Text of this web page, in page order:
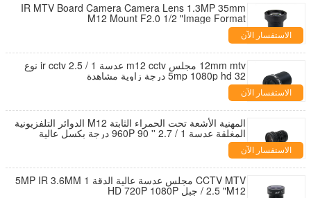
IR MTV Board Camera Camera Lens 1.3MP 35mm
M12 Mount F2.0 1/2 "Image Format
الاستفسار الآن
12mm mtv مجلس m12 cctv عدسة 1 / 2.5 ir cctv نوع
5mp 1080p hd 32 درجة زاوية مشاهدة
الاستفسار الآن
المهنية الأشعة تحت الحمراء الثابتة M12 الدوائر التلفزيونية
المغلقة عدسة 1 / 2.7 '' 960P 90 درجة بكسل عالية
الاستفسار الآن
CCTV MTV مجلس عدسة عالية الدقة 5MP IR 3.6MM 1
/ 2.5 "M12 جبل HD 720P 1080P